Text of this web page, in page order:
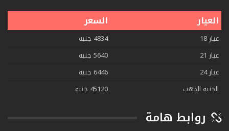
العيار السعر
عيار 18
4834 جنيه
عيار 21
5640 جنيه
عيار 24
6446 جنيه
الجنيه الذهب
45120 جنيه
روابط هامة